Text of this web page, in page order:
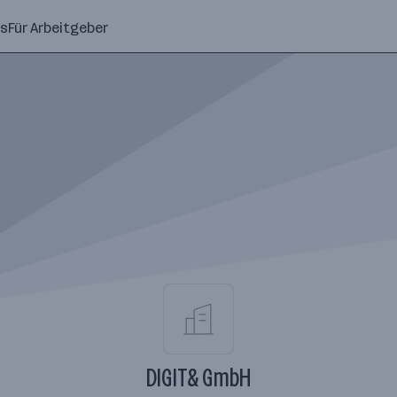
Für Arbeitgeber
DIGIT& GmbH